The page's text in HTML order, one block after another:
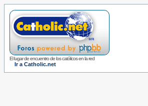
El lugar de encuentro de los católicos en la red
Ir a Catholic.net